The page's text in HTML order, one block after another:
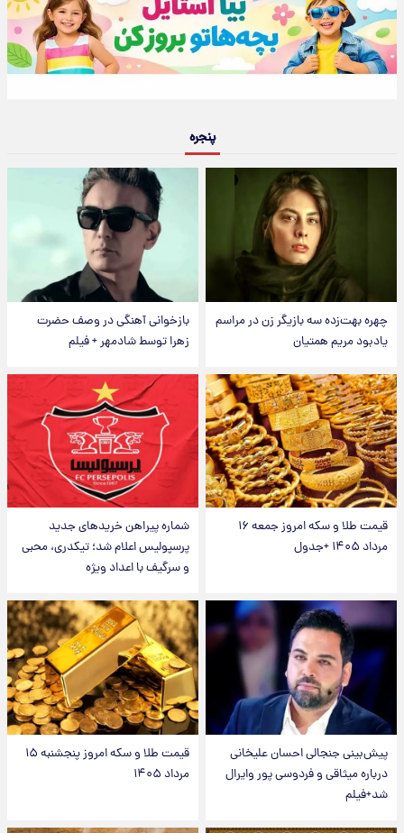
پنجره
چهره بهت‌زده سه بازیگر زن در مراسم
یادبود مریم همتیان
بازخوانی آهنگی در وصف حضرت
زهرا توسط شادمهر + فیلم
قیمت طلا و سکه امروز جمعه ۱۶
مرداد ۱۴۰۵ +جدول
شماره پیراهن خریدهای جدید
پرسپولیس اعلام شد؛ تیکدری، محبی
و سرگیف با اعداد ویژه
پیش‌بینی جنجالی احسان علیخانی
درباره میثاقی و فردوسی پور وایرال
شد+فیلم
قیمت طلا و سکه امروز پنجشنبه ۱۵
مرداد ۱۴۰۵